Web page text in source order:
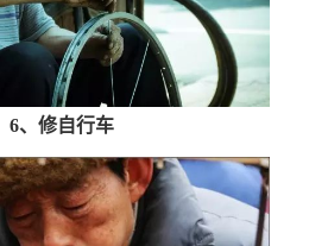
6、修自行车